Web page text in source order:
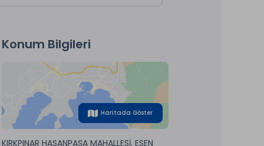
Konum Bilgileri
Haritada Göster
KIRKPINAR HASANPAŞA MAHALLESİ, ESEN